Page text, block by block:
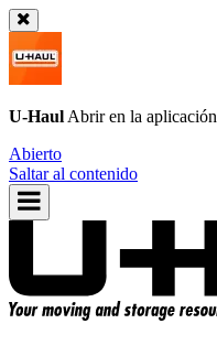
U-Haul Abrir en la
Abierto
Saltar al contenido